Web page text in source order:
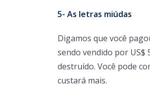
5- As letras miúdas
Digamos que você
sendo vendido por US$
destruído. Você pode
custará mais.